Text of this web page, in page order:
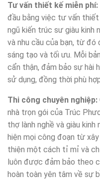
Tư vấn thiết kế miễn phí:
đầu bằng việc tư vấn thiết
ngũ kiến trúc sư giàu kinh
và nhu cầu của bạn, từ
sáng tạo và tối ưu. Mỗi
cẩn thận, đảm bảo sự hài
sử dụng, đồng thời phù
Thi công chuyên nghiệp:
nhà trọn gói của Trúc
thợ lành nghề và giàu
hiện mọi công đoạn từ
thiện một cách tỉ mỉ và
luôn được đảm bảo theo
hoàn toàn yên tâm về sự